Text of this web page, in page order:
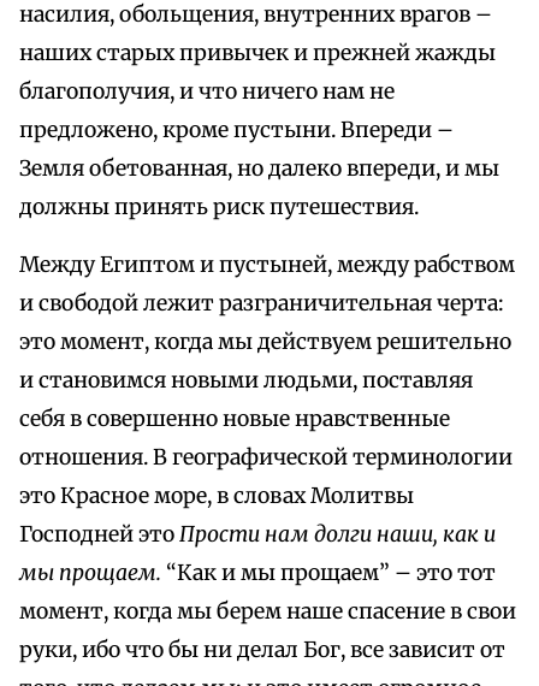
насилия, обольщения, внутренних врагов –
наших старых привычек и прежней жажды
благополучия, и что ничего нам не
предложено, кроме пустыни. Впереди –
Земля обетованная, но далеко впереди, и мы
должны принять риск путешествия.
Между Египтом и пустыней, между рабством
и свободой лежит разграничительная черта:
это момент, когда мы действуем решительно
и становимся новыми людьми, поставляя
себя в совершенно новые нравственные
отношения. В географической терминологии
это Красное море, в словах Молитвы
Господней этоПрости нам долги наши, как и
мы прощаем. “Как и мы прощаем” – это тот
момент, когда мы берем наше спасение в свои
руки, ибо что бы ни делал Бог, все зависит от